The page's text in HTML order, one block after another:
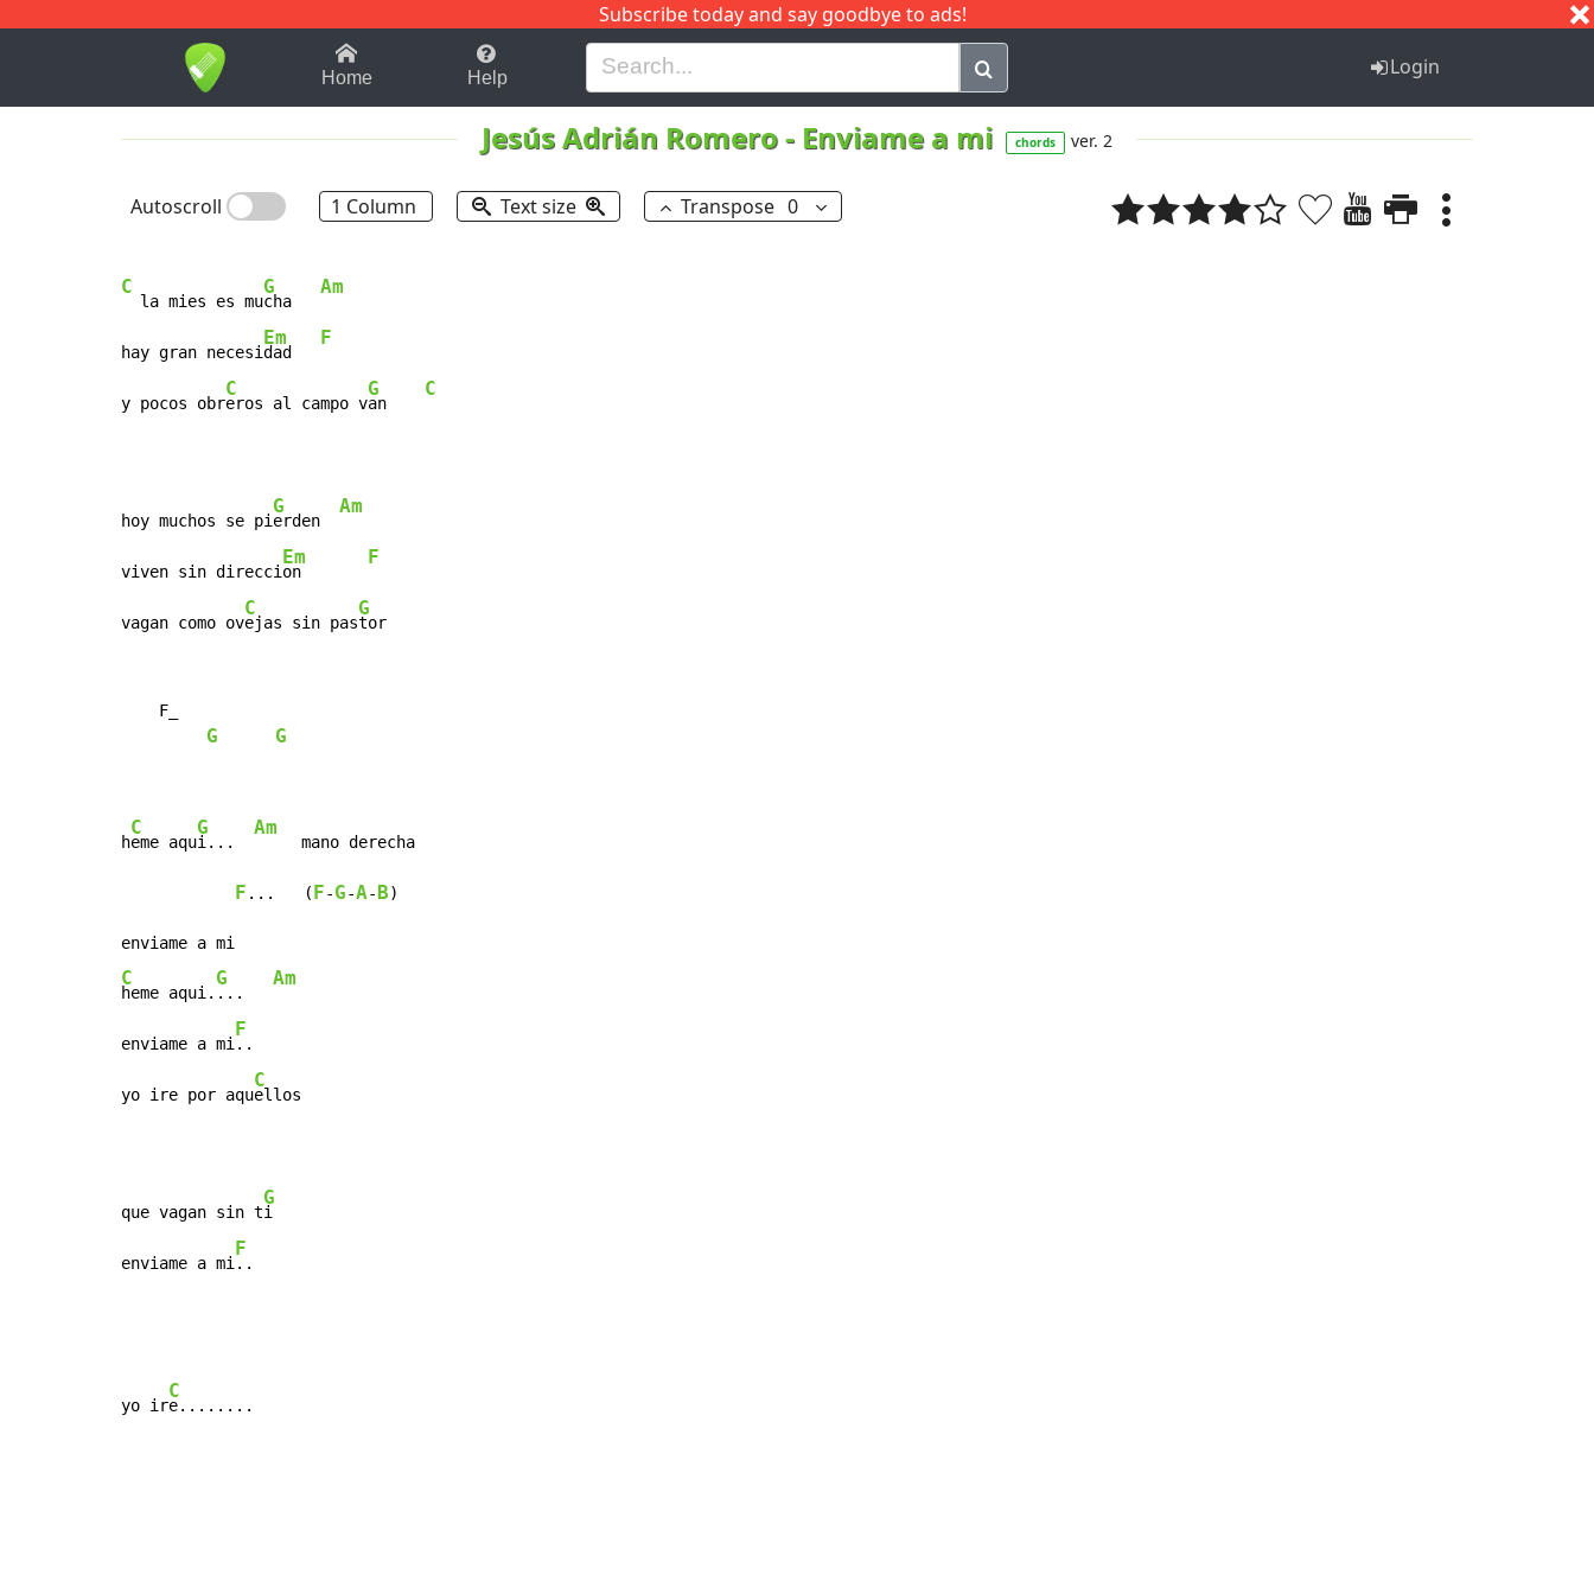
Subscribe today and say goodbye to ads!
1-9 B H I J Q
Home Help Login
Jesús Adrián Romero- Enviame a mi chords ver. 2
Autoscroll 1 Column Text size Transpose 0
C
  la mies es mu
G
cha
Am
hay gran necesi
Em
dad
F
y pocos obr
C
eros al campo v
G
an
C
hoy muchos se pi
G
erden
Am
viven sin direcci
Em
on
F
vagan como ov
C
ejas sin pas
G
tor
    F_
G G
h
C
eme aqu
G
i...
Am
     mano derecha
F ...   ( F-G-A- B)
C
heme aqui.
G
...
Am
enviame a mi
F
..
yo ire por aqu
C
ellos
que vagan sin t
G
i
enviame a mi
F
..
yo ir
C
e........